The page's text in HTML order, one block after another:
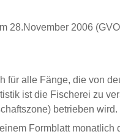
28.November 2006
für alle Fänge, die von
ist die Fischerei zu
betrieben wird.
Formblatt monatlich